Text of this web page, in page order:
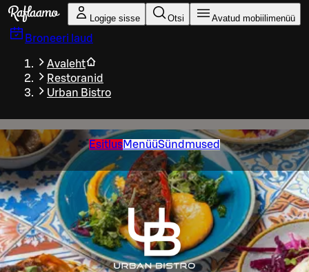
Liigu peamise sisu juurde
Logige sisse Otsi Avatud mobiilimenüü
Broneeri laud
Avaleht
Restoranid
Urban Bistro
EsitlusMenüüSündmused